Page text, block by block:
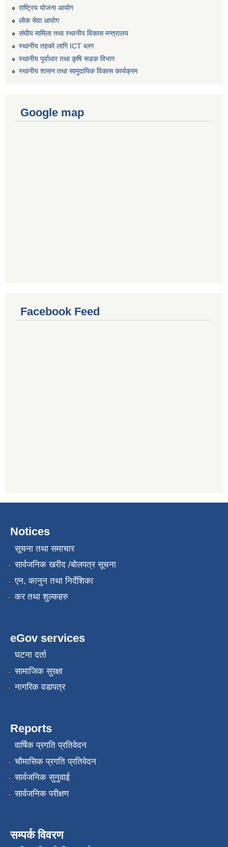
राष्ट्रिय योजना आयोग
लोक सेवा आयोग
संघीय मामिला तथा स्थानीय विकास मन्त्रालय
स्थानीय तहको लागि ICT ब्लग
स्थानीय पूर्वाधार तथा कृषि सडक विभाग
स्थानीय शासन तथा सामुदायिक विकास कार्यक्रम
Google map
Facebook Feed
Notices
सूचना तथा समाचार
सार्वजनिक खरीद /बोलपत्र सूचना
एन, कानुन तथा निर्देशिका
कर तथा शुल्कहरु
eGov services
घटना दर्ता
सामाजिक सुरक्षा
नागरिक वडापत्र
Reports
वार्षिक प्रगति प्रतिवेदन
चौमासिक प्रगति प्रतिवेदन
सार्वजनिक सुनुवाई
सार्वजनिक परीक्षण
सम्पर्क विवरण